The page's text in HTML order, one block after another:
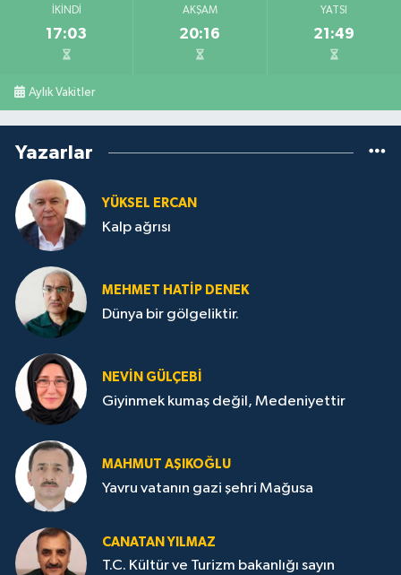
İKINDI
17:03
AKŞAM
20:16
YATSI
21:49
Aylık Vakitler
Yazarlar
YÜKSEL ERCAN
Kalp ağrısı
MEHMET HATİP DENEK
Dünya bir gölgeliktir.
NEVİN GÜLÇEBİ
Giyinmek kumaş değil, Medeniyettir
MAHMUT AŞIKOĞLU
Yavru vatanın gazi şehri Mağusa
CANATAN YILMAZ
T.C. Kültür ve Turizm bakanlığı sayın